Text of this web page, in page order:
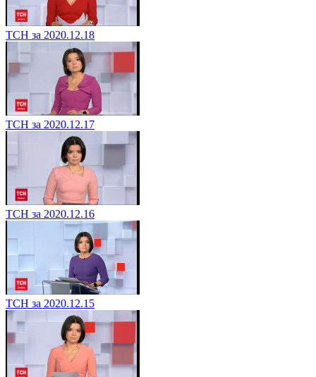
ТСН за 2020.12.18
ТСН за 2020.12.17
ТСН за 2020.12.16
ТСН за 2020.12.15